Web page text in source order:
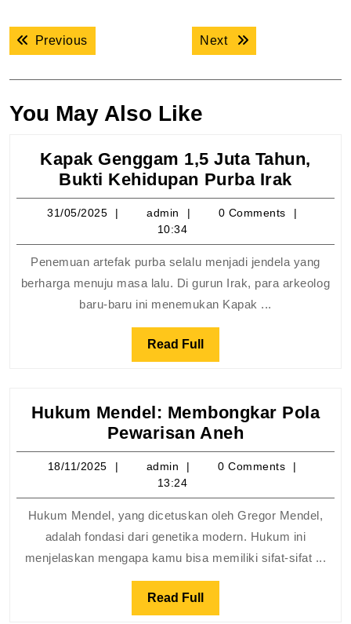
Navigasi
posPreviousPrevious post: Next Next post:
You May Also Like
Kapak Genggam 1,5 Juta Tahun,
Bukti Kehidupan Purba IrakKapak
1,5
Juta
Tahun,
Bukti
31/05/2025 31/05/2025
admin admin0 Comments
10:34
Penemuan artefak purba selalu menjadi jendela yang
berharga menuju masa lalu. Di gurun Irak, para arkeolog
baru-baru ini menemukan Kapak ...
Read Full Read
Full
Hukum Mendel: Membongkar Pola
Pewarisan Aneh
Mendel:
Pola
Pewarisan
Aneh
18/11/2025 18/11/2025
admin admin0 Comments
13:24
Hukum Mendel, yang dicetuskan oleh Gregor Mendel,
adalah fondasi dari genetika modern. Hukum ini
menjelaskan mengapa kamu bisa memiliki sifat-sifat ...
Read Full Read
Full